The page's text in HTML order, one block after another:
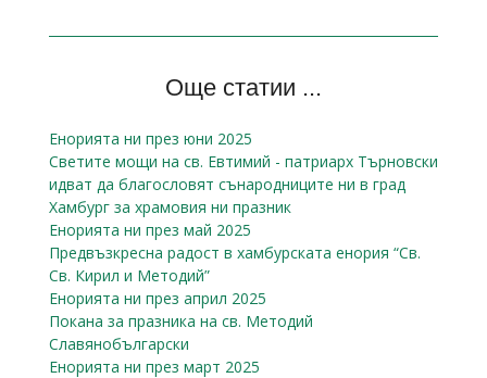
Още статии ...
Енорията ни през юни 2025
Светите мощи на св. Евтимий - патриарх Търновски
идват да благословят сънародниците ни в град
Хамбург за храмовия ни празник
Енорията ни през май 2025
Предвъзкресна радост в хамбурската енория “Св.
Св. Кирил и Методий”
Енорията ни през април 2025
Покана за празника на св. Методий
Славянобългарски
Енорията ни през март 2025